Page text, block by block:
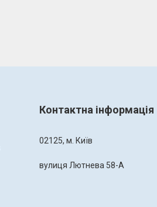
Контактна інформація
02125, м. Київ
вулиця Лютнева 58-А